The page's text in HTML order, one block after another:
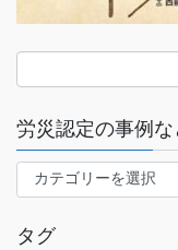
労災認定の事例な
災
定
タグ